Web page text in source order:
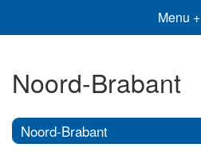
Menu +
Noord-Brabant
Noord-Brabant